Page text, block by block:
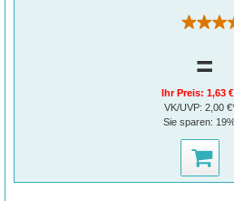
(2)
=
Ihr Preis:1,63
VK/UVP: 2,00
Sie sparen: